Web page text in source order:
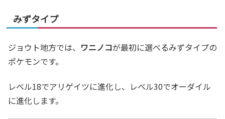
みずタイプ
ジョウト地方では、 ワニノコが最初に選べるみずタイプの
ポケモンです。
レベル18でアリゲイツに進化し、レベル30でオーダイル
に進化します。